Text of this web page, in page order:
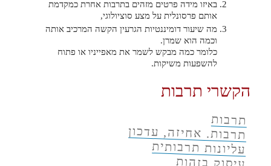
באיזו מידה פרטים מזהים בתרבות אחרת כמקדמת
אותם פרסונלית על מצע סוציולוגי,
מה שיעור דומיננטיות הגרעין הקשה המרכיב אותה
וכמה הוא שמרן.
כלומר כמה מבקש לשמר את מאפייניו או פתוח
להשפעות משיקות.
הקשרי תרבות
תרבות
תרבות. אחיזה, עדכון
עליונות תרבותית
עיסוק בזהות